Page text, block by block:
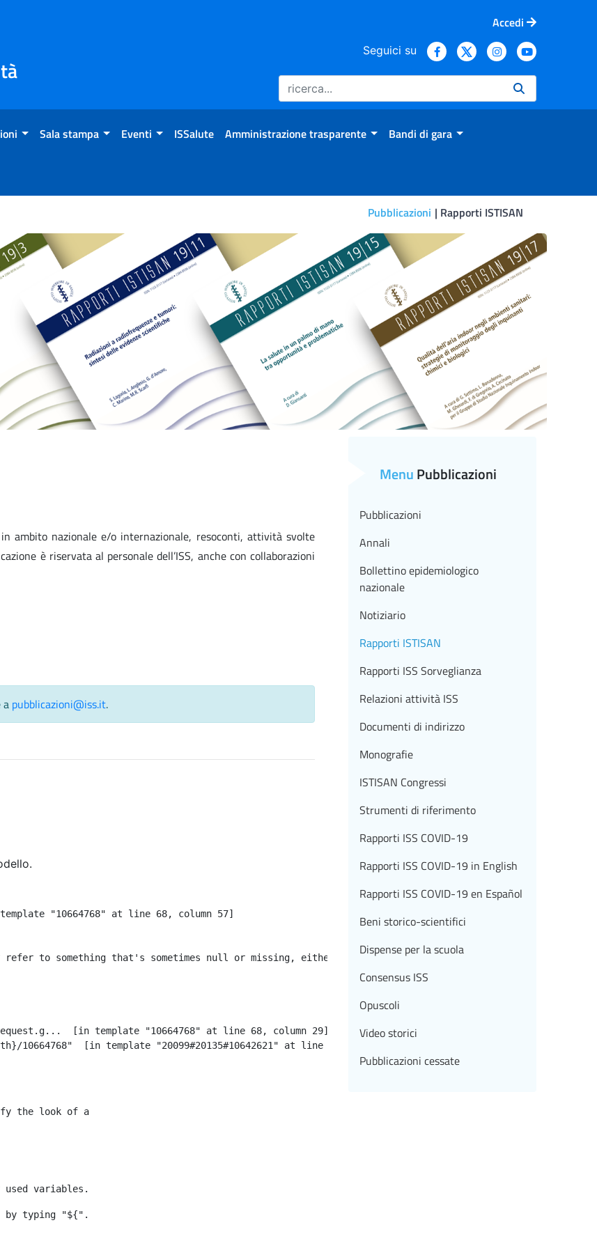
Accedi
Seguici su
Sala stampa Eventi ISSalute Amministrazione trasparente Bandi di gara
Pubblicazioni Rapporti ISTISAN
ambito nazionale e/o internazionale, resoconti, attività svolte
è riservata al personale dell’ISS, anche con collaborazioni
a pubblicazioni@iss.it.
"10664768" at line 68, column 57]
to something that's sometimes null or missing, either specify a default value like
the look of a
used variables.
by typing "${".
MenuPubblicazioni
Pubblicazioni
Annali
Bollettino epidemiologico
nazionale
Notiziario
Rapporti ISTISAN
Rapporti ISS Sorveglianza
Relazioni attività ISS
Documenti di indirizzo
Monografie
ISTISAN Congressi
Strumenti di riferimento
Rapporti ISS COVID-19
Rapporti ISS COVID-19 in English
Rapporti ISS COVID-19 en Español
Beni storico-scientifici
Dispense per la scuola
Consensus ISS
Opuscoli
Video storici
Pubblicazioni cessate